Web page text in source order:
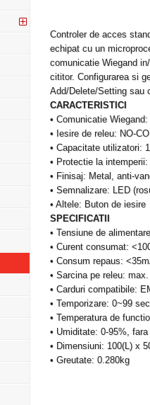
Controler de acces
echipat cu un
comunicatie Wiegand
cititor. Configurarea si
Add/Delete/Setting sau
CARACTERISTICI
• Comunicatie
• Iesire de releu: NO-
• Capacitate utilizatori:
• Protectie la
• Finisaj: Metal, anti-
• Semnalizare: LED
• Altele: Buton de iesire
SPECIFICATII
• Tensiune de
• Curent consumat:
• Consum repaus:
• Sarcina pe releu:
• Carduri compatibile:
• Temporizare: 0~99
• Temperatura de
• Umiditate: 0-95%,
• Dimensiuni: 100(L) x
• Greutate: 0.280kg